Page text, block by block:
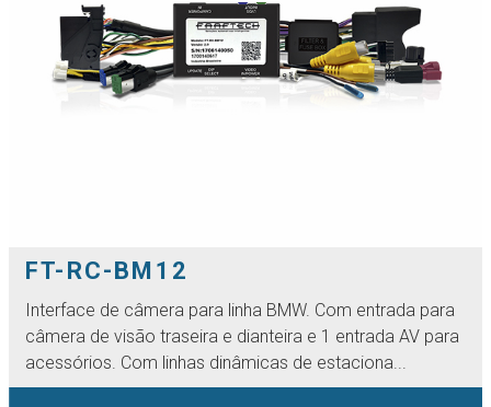
FT-RC-BM12
Interface de câmera para linha BMW. Com entrada para
câmera de visão traseira e dianteira e 1 entrada AV para
acessórios. Com linhas dinâmicas de estaciona...